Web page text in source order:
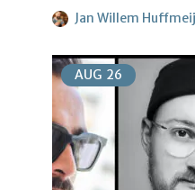
Jan Willem
AUG 26